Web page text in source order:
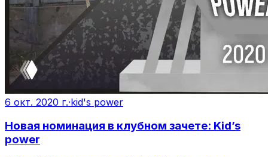
6 окт. 2020 г.·kid's power
Новая номинация в клубном зачете: Kid’s
power